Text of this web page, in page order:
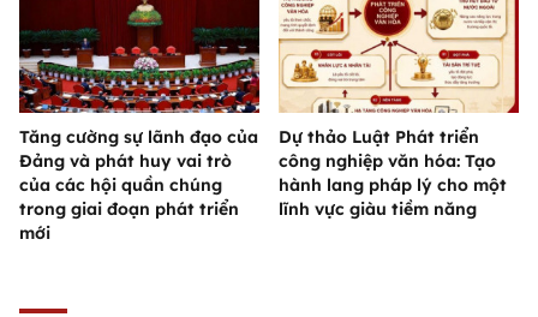
Tăng cường sự lãnh đạo của
Đảng và phát huy vai trò
của các hội quần chúng
trong giai đoạn phát triển
mới
Dự thảo Luật Phát triển
công nghiệp văn hóa: Tạo
hành lang pháp lý cho một
lĩnh vực giàu tiềm năng